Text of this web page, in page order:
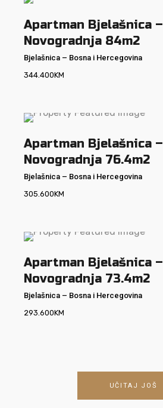
Apartman Bjelašnica –
Novogradnja 84m2
Bjelašnica – Bosna i Hercegovina
344.400KM
Apartman Bjelašnica –
Novogradnja 76.4m2
Bjelašnica – Bosna i Hercegovina
305.600KM
Apartman Bjelašnica –
Novogradnja 73.4m2
Bjelašnica – Bosna i Hercegovina
293.600KM
UČITAJ JOŠ